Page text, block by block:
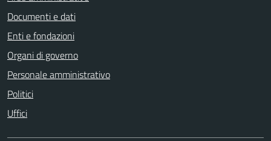
Documenti e dati
Enti e fondazioni
Organi di governo
Personale amministrativo
Politici
Uffici